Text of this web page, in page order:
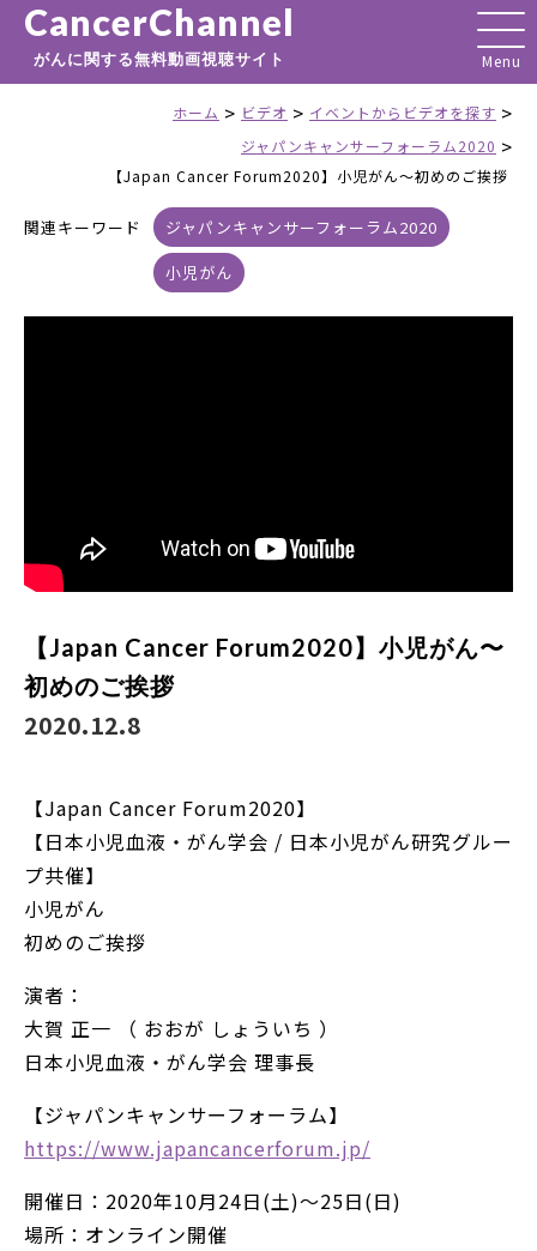
CancerChannel
がんに関する無料動画視聴サイト
ホーム > ビデオ > イベントからビデオを探す >
ジャパンキャンサーフォーラム2020 >
【Japan Cancer Forum2020】小児がん〜初めのご挨拶
関連キーワード
ジャパンキャンサーフォーラム2020
小児がん
【Japan Cancer Forum2020】小児がん〜
初めのご挨拶
2020.12.8
【Japan Cancer Forum2020】
【日本小児血液・がん学会 / 日本小児がん研究グルー
プ共催】
小児がん
初めのご挨拶
演者：
大賀 正一 （ おおが しょういち ）
日本小児血液・がん学会 理事長
【ジャパンキャンサーフォーラム】
https://www.japancancerforum.jp/
開催日：2020年10月24日(土)～25日(日)
場所：オンライン開催